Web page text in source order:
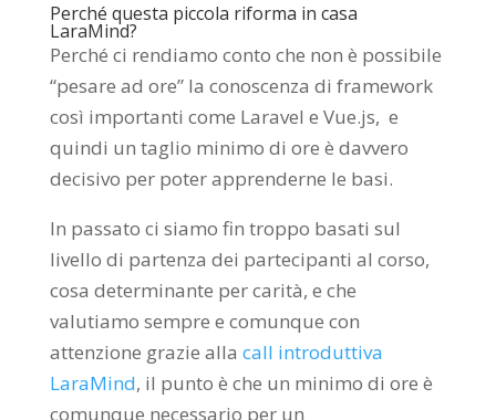
Perché questa piccola riforma in casa
LaraMind?
Perché ci rendiamo conto che non è possibile
“pesare ad ore” la conoscenza di framework
così importanti come Laravel e Vue.js, e
quindi un taglio minimo di ore è davvero
decisivo per poter apprenderne le basi.
In passato ci siamo fin troppo basati sul
livello di partenza dei partecipanti al corso,
cosa determinante per carità, e che
valutiamo sempre e comunque con
attenzione grazie alla call introduttiva
LaraMind, il punto è che un minimo di ore è
comunque necessario per un